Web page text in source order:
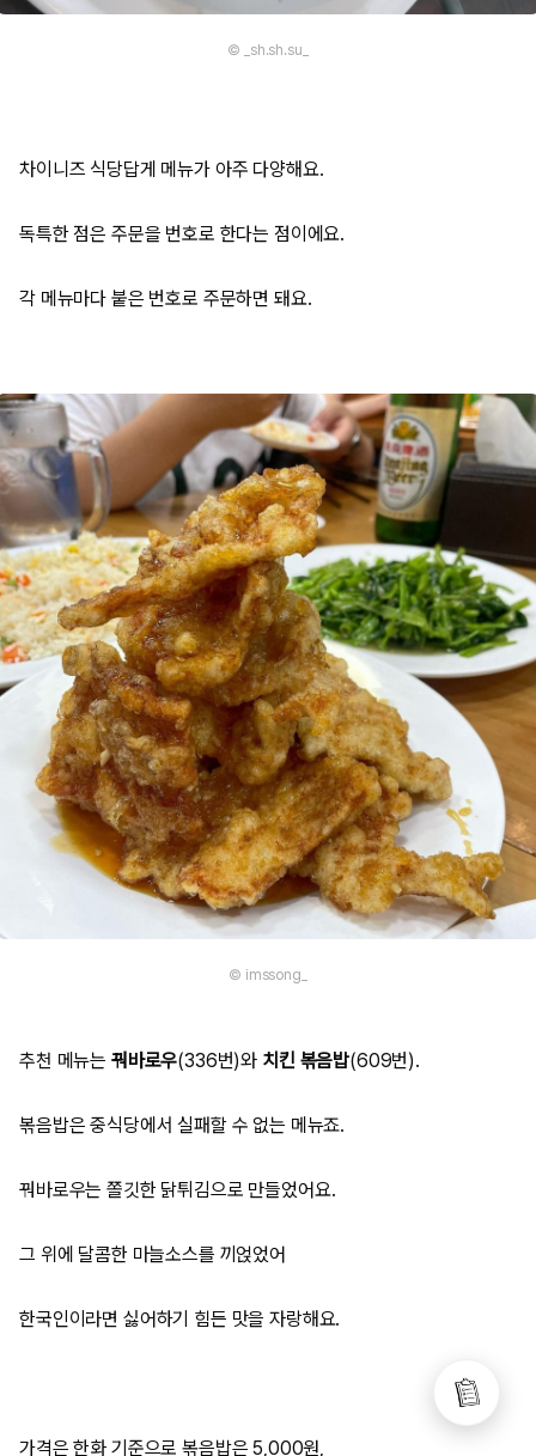
© _sh.sh.su_
차이니즈 식당답게 메뉴가 아주 다양해요.
독특한 점은 주문을 번호로 한다는 점이에요.
각 메뉴마다 붙은 번호로 주문하면 돼요.
© imssong_
추천 메뉴는 꿔바로우(336번)와 치킨 볶음밥(609번).
볶음밥은 중식당에서 실패할 수 없는 메뉴죠.
꿔바로우는 쫄깃한 닭튀김으로 만들었어요.
그 위에 달콤한 마늘소스를 끼얹었어
한국인이라면 싫어하기 힘든 맛을 자랑해요.
가격은 한화 기준으로 볶음밥은 5,000원,